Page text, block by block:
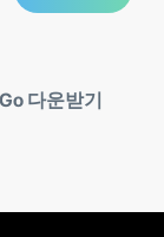
다운받기